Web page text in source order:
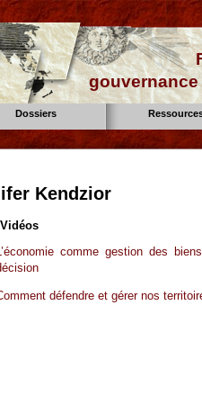
Dossiers
Kendzior
Vidéos
L’économie comme gestion des
défendre et gérer nos